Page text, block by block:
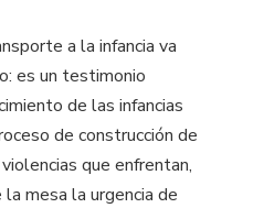
a la infancia va
es un testimonio
de las infancias
de construcción de
que enfrentan,
mesa la urgencia de